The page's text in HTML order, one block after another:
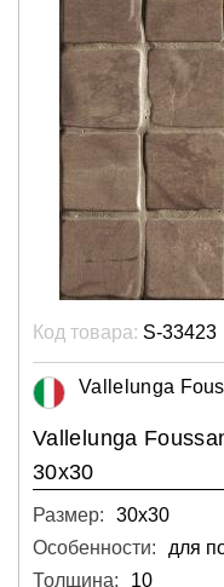
Код товара: S-33423
Vallelunga
Vallelunga
30x30
Размер:
30х30
Особенности:
для
Толщина:
10